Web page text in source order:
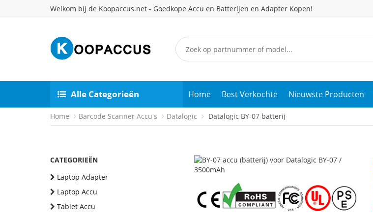
Welkom bij de Koopaccus.net - Goedkope Accu en Batterijen en Adapter Kopen!
Alle Categorieën Home Best Verkochte Nieuwste Producten
Home Barcode Scanner Accu's Datalogic Datalogic BY-07 batterij
CATEGORIEËN
Laptop Adapter
Laptop Accu
Tablet Accu